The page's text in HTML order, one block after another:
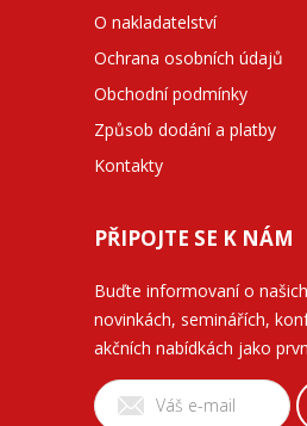
O nakladatelství
Ochrana osobních údajů
Obchodní podmínky
Způsob dodání a platby
Kontakty
PŘIPOJTE SE K NÁM
Buďte informovaní o
novinkách, seminářích,
akčních nabídkách jako